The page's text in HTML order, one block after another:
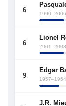
6 1990–2006
6
Lionel
2001–2008
9
Edgar
1957–1964
J.R.